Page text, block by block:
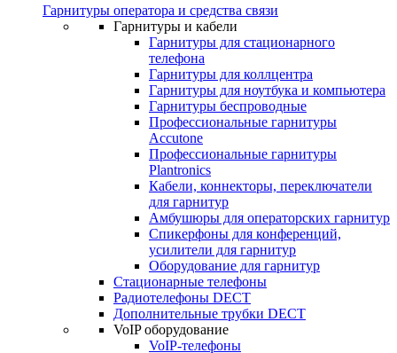
Гарнитуры оператора и средства связи
Гарнитуры и кабели
Гарнитуры для стационарного
телефона
Гарнитуры для коллцентра
Гарнитуры для ноутбука и компьютера
Гарнитуры беспроводные
Профессиональные гарнитуры
Accutone
Профессиональные гарнитуры
Plantronics
Кабели, коннекторы, переключатели
для гарнитур
Амбушюры для операторских гарнитур
Cпикерфоны для конференций,
усилители для гарнитур
Оборудование для гарнитур
Стационарные телефоны
Радиотелефоны DECT
Дополнительные трубки DECT
VoIP оборудование
VoIP-телефоны